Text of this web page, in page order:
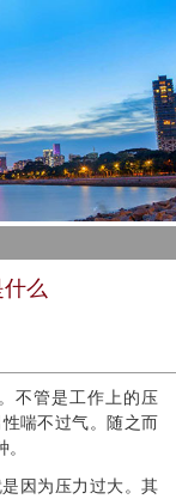
么
不管是工作上的压
喘不过气。随之而
因为压力过大。其